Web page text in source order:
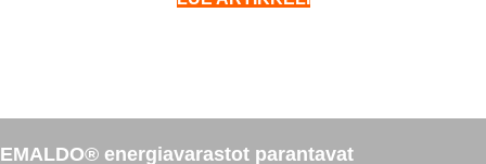
EMALDO® energiavarastot parantavat